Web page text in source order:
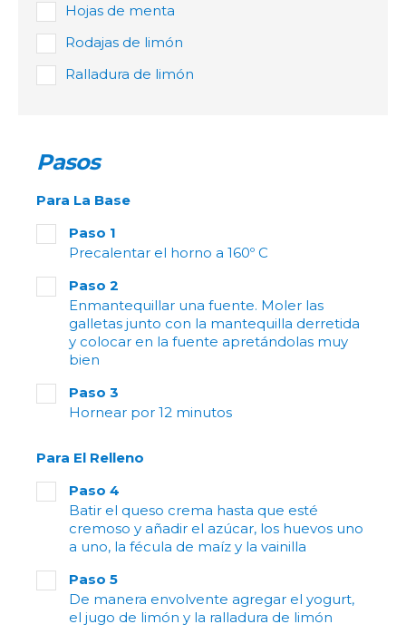
Hojas de menta
Rodajas de limón
Ralladura de limón
Pasos
Para La Base
Paso 1
Precalentar el horno a 160º C
Paso 2
Enmantequillar una fuente. Moler las
galletas junto con la mantequilla derretida
y colocar en la fuente apretándolas muy
bien
Paso 3
Hornear por 12 minutos
Para El Relleno
Paso 4
Batir el queso crema hasta que esté
cremoso y añadir el azúcar, los huevos uno
a uno, la fécula de maíz y la vainilla
Paso 5
De manera envolvente agregar el yogurt,
el jugo de limón y la ralladura de limón